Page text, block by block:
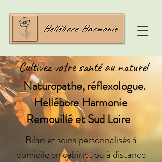
Cultivez votre santé au naturel
Naturopathe, réflexologue.
Hellébore Harmonie
Remouillé et Sud Loire
Bilan et soins personnalisés à
domicile en cabinet ou à distance